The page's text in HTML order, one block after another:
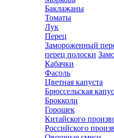
Баклажаны
Томаты
Лук
Перец
Замороженный
перец полоски
Кабачки
Фасоль
Цветная капуста
Брюссельская
Брокколи
Горошек
Китайского
Российского